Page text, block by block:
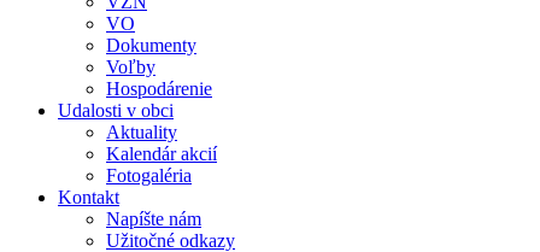
VO
Dokumenty
Voľby
Hospodárenie
Udalosti v obci
Aktuality
Kalendár akcií
Fotogaléria
Kontakt
Napíšte nám
Užitočné odkazy